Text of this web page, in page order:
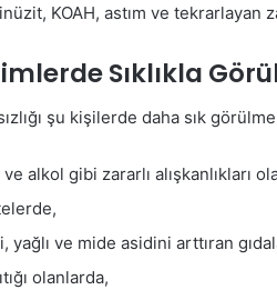
KOAH, astım ve tekrarlayan
Sıklıkla
şu kişilerde daha sık
alkol gibi zararlı alışkanlıkları
yağlı ve mide asidini arttıran
olanlarda,